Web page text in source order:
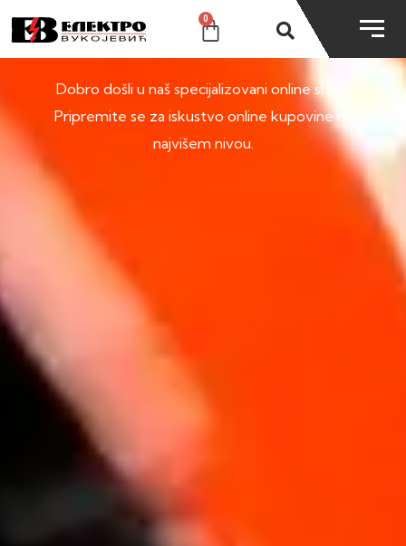
0
SHOP
Dobro došli u naš specijalizovani online shop.
Pripremite se za iskustvo online kupovine na
najvišem nivou.